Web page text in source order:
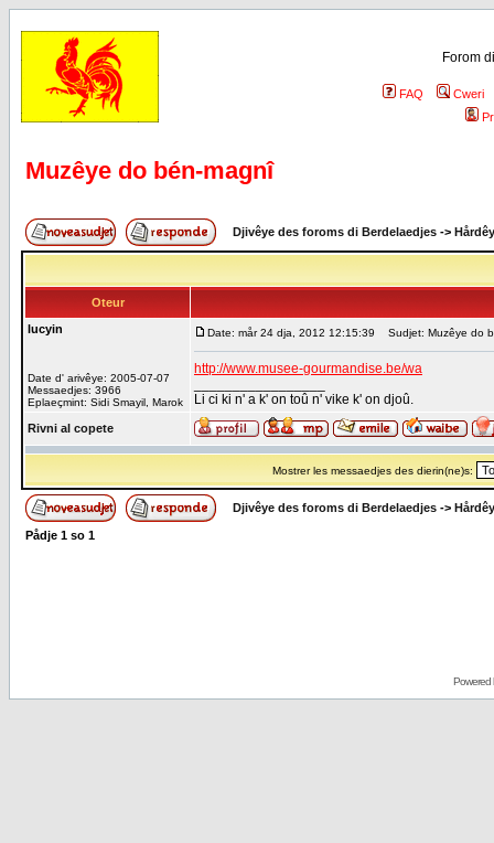
Forom
FAQ
Cweri
Muzêye do bén-magnî
Djivêye des foroms di Berdelaedjes ->
Oteur
lucyin
Date d' arivêye: 2005-07-07
Messaedjes: 3966
Eplaeçmint: Sidi Smayil, Marok
Date: mår 24 dja, 2012 12:15:39 Sudjet: Muzêye do
http://www.musee-gourmandise.be/wa
Li ci ki n' a k' on toû n' vike k' on djoû.
Rivni al copete
Mostrer les messaedjes des dierin(ne)s:
Djivêye des foroms di Berdelaedjes ->
Pådje 1 so 1
Powered